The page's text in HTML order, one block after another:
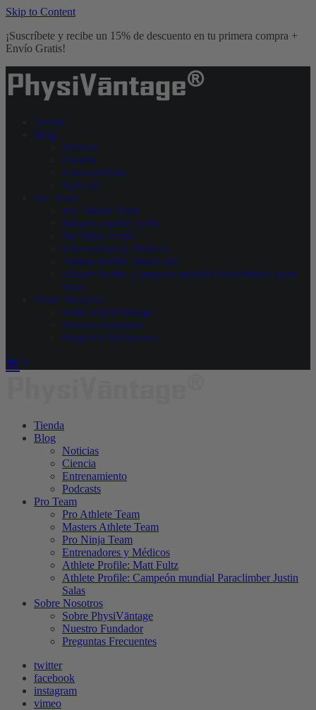
Skip to Content
¡Suscríbete y recibe un 15% de descuento en tu primera compra +
Envío Gratis!
Tienda
Blog
Noticias
Ciencia
Entrenamiento
Podcasts
Pro Team
Pro Athlete Team
Masters Athlete Team
Pro Ninja Team
Entrenadores y Médicos
Athlete Profile: Matt Fultz
Athlete Profile: Campeón mundial Paraclimber Justin
Salas
Sobre Nosotros
Sobre PhysiVāntage
Nuestro Fundador
Preguntas Frecuentes
0
Tienda
Blog
Noticias
Ciencia
Entrenamiento
Podcasts
Pro Team
Pro Athlete Team
Masters Athlete Team
Pro Ninja Team
Entrenadores y Médicos
Athlete Profile: Matt Fultz
Athlete Profile: Campeón mundial Paraclimber Justin
Salas
Sobre Nosotros
Sobre PhysiVāntage
Nuestro Fundador
Preguntas Frecuentes
twitter
facebook
instagram
vimeo